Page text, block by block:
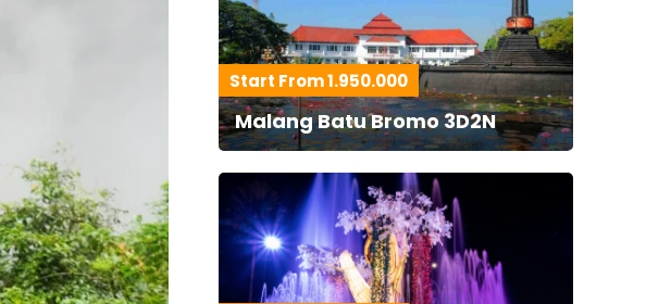
Start From 1.950.000
Malang Batu Bromo 3D2N